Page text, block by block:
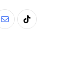
ShareTiktok